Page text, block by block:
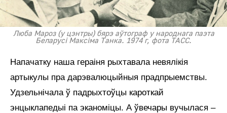
Люба Мароз (у цэнтры) бярэ аўтограф у народнага паэта
Беларусі Максіма Танка. 1974 г, фота ТАСС.
Напачатку наша гераіня рыхтавала невялікія
артыкулы пра дарэвалюцыйныя прадпрыемствы.
Удзельнічала ў падрыхтоўцы кароткай
энцыклапедыі па эканоміцы. А ўвечары вучылася –